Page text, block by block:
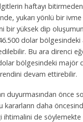
haftayı bitirmeden
yukarı yönlü bir ivme
bir yüksek dip
dolar bölgesindeki
Bu ara direnci
bölgesindeki majör
devam ettirebilir.
duyurmasından önce
kararların daha
ihtimalini de söylemekte